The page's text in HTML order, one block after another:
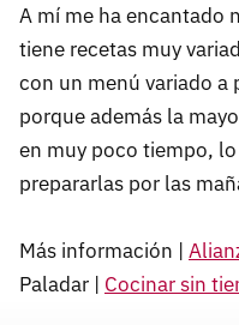
A mí me ha encantado
tiene recetas muy
con un menú variado a
porque además la
en muy poco tiempo,
prepararlas por las
Más información |
Paladar | Cocinar sin